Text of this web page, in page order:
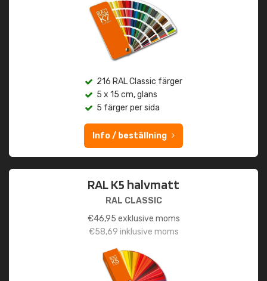
216 RAL Classic färger
5 x 15 cm, glans
5 färger per sida
Info / beställning
RAL K5 halvmatt
RAL CLASSIC
€46,95 exklusive moms
€58,69 inklusive moms